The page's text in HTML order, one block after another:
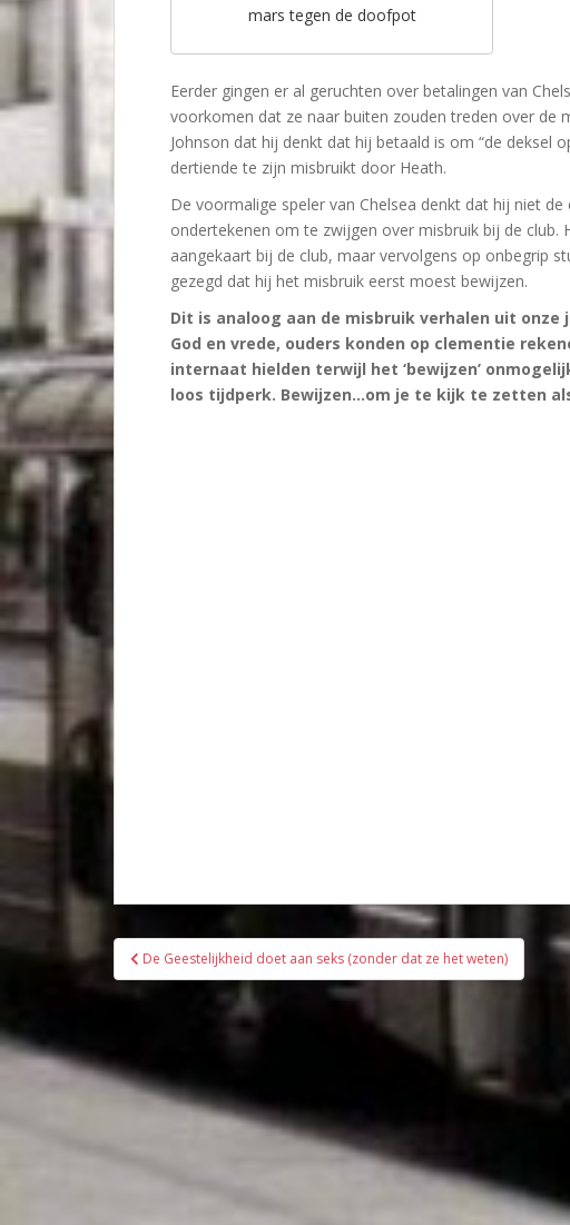
mars tegen de doofpot
Eerder gingen er al geruchten over betalingen van
voorkomen dat ze naar buiten zouden treden over de
Johnson dat hij denkt dat hij betaald is om “de deksel
dertiende te zijn misbruikt door Heath.
De voormalige speler van Chelsea denkt dat hij niet
ondertekenen om te zwijgen over misbruik bij de
aangekaart bij de club, maar vervolgens op onbegrip
gezegd dat hij het misbruik eerst moest bewijzen.
Dit is analoog aan de misbruik verhalen uit onze
God en vrede, ouders konden op clementie
internaat hielden terwijl het ‘bewijzen’
loos tijdperk. Bewijzen…om je te kijk te zetten
Bericht
navigatie
De Geestelijkheid doet aan seks (zonder dat ze het weten)